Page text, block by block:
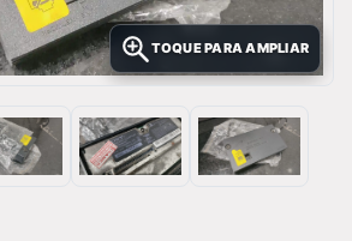
TOQUE PARA AMPLIAR